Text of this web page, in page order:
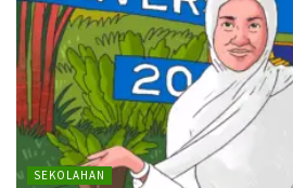
SEKOLAHAN